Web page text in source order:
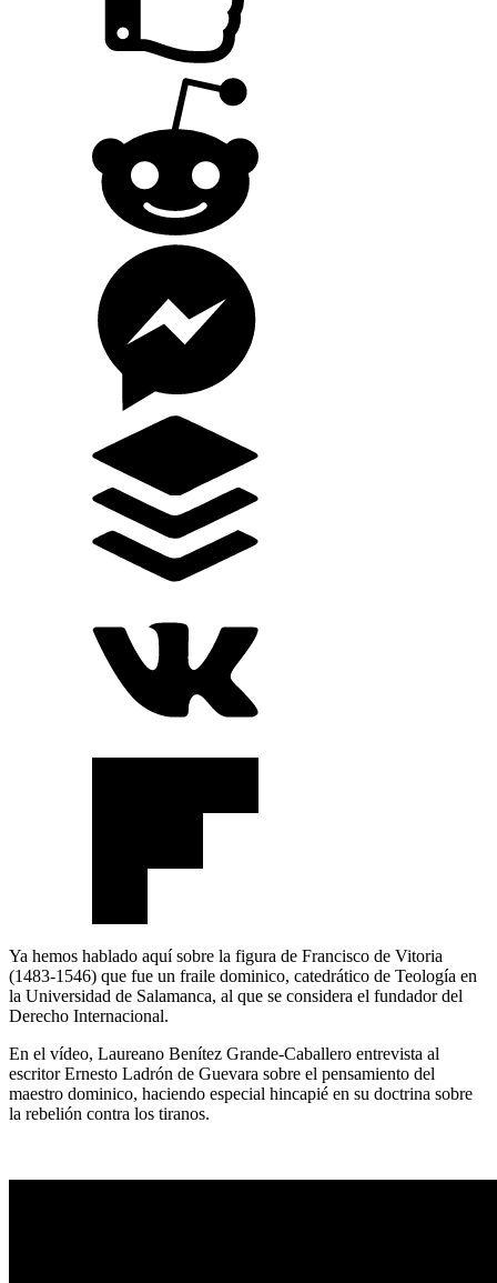
Ya hemos hablado aquí sobre la figura de Francisco de Vitoria
(1483-1546) que fue un fraile dominico, catedrático de Teología en
la Universidad de Salamanca, al que se considera el fundador del
Derecho Internacional.
En el vídeo, Laureano Benítez Grande-Caballero entrevista al
escritor Ernesto Ladrón de Guevara sobre el pensamiento del
maestro dominico, haciendo especial hincapié en su doctrina sobre
la rebelión contra los tiranos.